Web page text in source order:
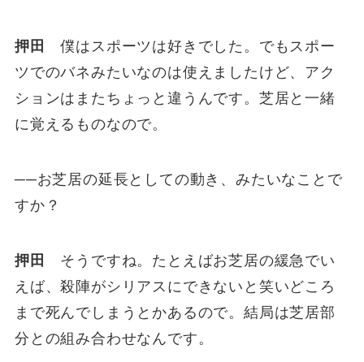
押田
僕はスポーツは好きでした。でもスポー
ツでのバネみたいなのは使えましたけど、アク
ションはまたちょっと違うんです。芝居と一緒
に覚えるものなので。
──お芝居の延長としての動き、みたいなことで
すか？
押田
そうですね。たとえばお芝居の緩急でい
えば、殺陣がシリアスにできないと笑いどころ
まで死んでしまうとかあるので。結局は芝居部
分との組み合わせなんです。